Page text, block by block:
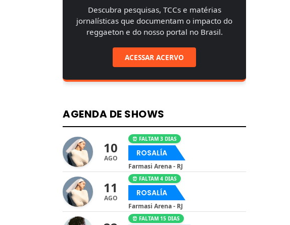
Descubra pesquisas, TCCs e matérias
jornalísticas que documentam o impacto do
reggaeton e do nosso portal no Brasil.
ACESSAR ACERVO
AGENDA DE SHOWS
10
AGO
⏰ FALTAM 3 DIAS
ROSALÍA
Farmasi Arena - RJ
11
AGO
⏰ FALTAM 4 DIAS
ROSALÍA
Farmasi Arena - RJ
⏰ FALTAM 15 DIAS